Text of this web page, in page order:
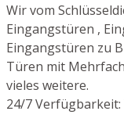
Wir vom
Eingangstüren ,
Eingangstüren zu
Türen mit
vieles weitere.
24/7